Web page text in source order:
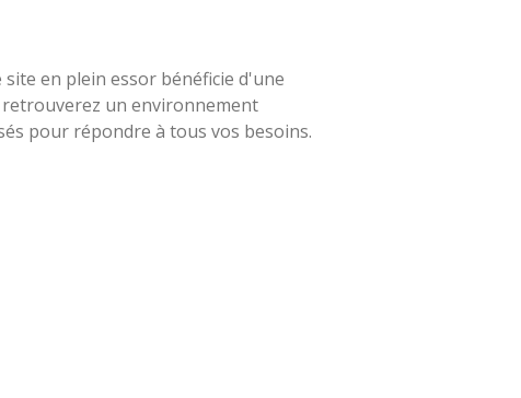
en plein essor bénéficie d'une
un environnement
pour répondre à tous vos besoins.